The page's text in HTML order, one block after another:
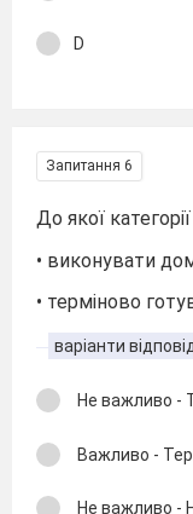
D
Запитання 6
До якої
• виконувати
• терміново
варіанти
Не важливо -
Важливо -
Не важливо -